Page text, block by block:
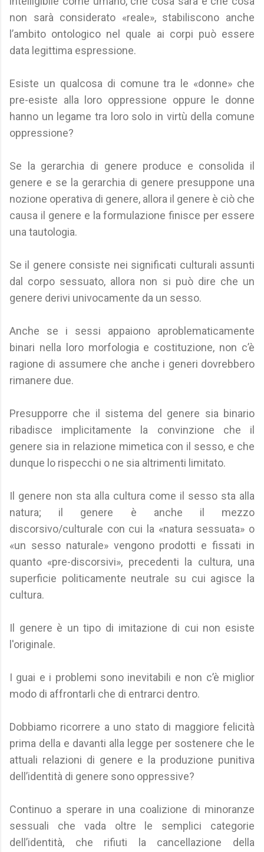
non sarà considerato «reale», stabiliscono anche
l’ambito ontologico nel quale ai corpi può essere
data legittima espressione.
Esiste un qualcosa di comune tra le «donne» che
pre-esiste alla loro oppressione oppure le donne
hanno un legame tra loro solo in virtù della comune
oppressione?
Se la gerarchia di genere produce e consolida il
genere e se la gerarchia di genere presuppone una
nozione operativa di genere, allora il genere è ciò che
causa il genere e la formulazione finisce per essere
una tautologia.
Se il genere consiste nei significati culturali assunti
dal corpo sessuato, allora non si può dire che un
genere derivi univocamente da un sesso.
Anche se i sessi appaiono aproblematicamente
binari nella loro morfologia e costituzione, non c’è
ragione di assumere che anche i generi dovrebbero
rimanere due.
Presupporre che il sistema del genere sia binario
ribadisce implicitamente la convinzione che il
genere sia in relazione mimetica con il sesso, e che
dunque lo rispecchi o ne sia altrimenti limitato.
Il genere non sta alla cultura come il sesso sta alla
natura; il genere è anche il mezzo
discorsivo/culturale con cui la «natura sessuata» o
«un sesso naturale» vengono prodotti e fissati in
quanto «pre-discorsivi», precedenti la cultura, una
superficie politicamente neutrale su cui agisce la
cultura.
Il genere è un tipo di imitazione di cui non esiste
l'originale.
I guai e i problemi sono inevitabili e non c’è miglior
modo di affrontarli che di entrarci dentro.
Dobbiamo ricorrere a uno stato di maggiore felicità
prima della e davanti alla legge per sostenere che le
attuali relazioni di genere e la produzione punitiva
dell’identità di genere sono oppressive?
Continuo a sperare in una coalizione di minoranze
sessuali che vada oltre le semplici categorie
dell’identità, che rifiuti la cancellazione della